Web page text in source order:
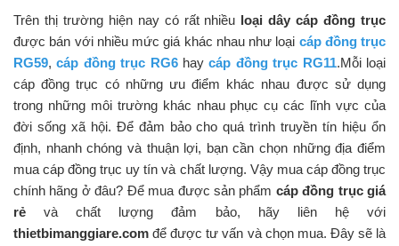
Trên thị trường hiện nay có rất nhiều loại dây cáp đồng trục
được bán với nhiều mức giá khác nhau như loại cáp đồng trục
RG59,cáp đồng trục RG6haycáp đồng trục RG11.Mỗi loại
cáp đồng trục có những ưu điểm khác nhau được sử dụng
trong những môi trường khác nhau phục cụ các lĩnh vực của
đời sống xã hội. Để đảm bảo cho quá trình truyền tín hiệu ổn
định, nhanh chóng và thuận lợi, bạn cần chọn những địa điểm
mua cáp đồng trục uy tín và chất lượng. Vậy mua cáp đồng trục
chính hãng ở đâu? Để mua được sản phẩm cáp đồng trục giá
rẻ và chất lượng đảm bảo, hãy liên hệ với
thietbimanggiare.com để được tư vấn và chọn mua. Đây sẽ là